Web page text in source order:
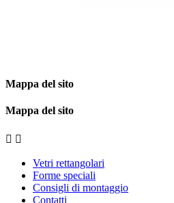
Mappa del sito
Mappa del sito
 
Vetri rettangolari
Forme speciali
Consigli di montaggio
Contatti